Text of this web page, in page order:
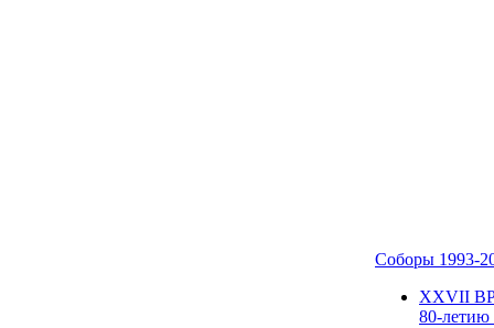
Соборы 1993-
ХХVII
80-